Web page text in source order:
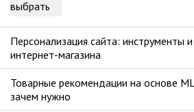
Персонализация сайта: инструменты
интернет-магазина
Товарные рекомендации на основе
зачем нужно